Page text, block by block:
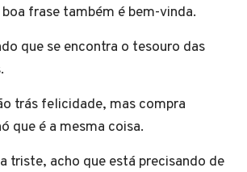
frase também é bem-vinda.
que se encontra o tesouro das
trás felicidade, mas compra
que é a mesma coisa.
triste, acho que está precisando de